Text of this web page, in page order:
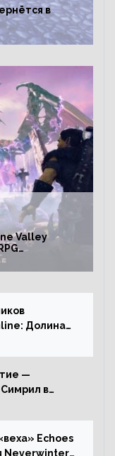
в
Valley
Долина
—
в
Echoes
Neverwinter